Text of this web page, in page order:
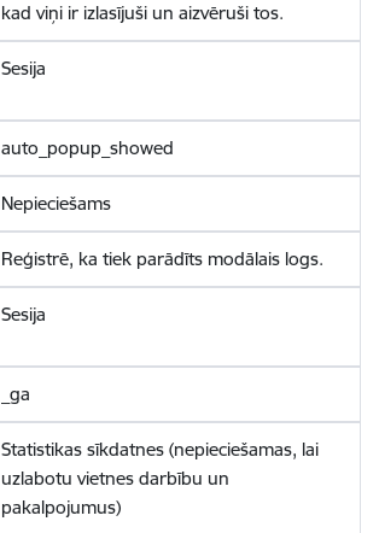
kad viņi ir izlasījuši un aizvēruši tos.
Sesija
auto_popup_showed
Nepieciešams
Reģistrē, ka tiek parādīts modālais logs.
Sesija
_ga
Statistikas sīkdatnes (nepieciešamas, lai
uzlabotu vietnes darbību un
pakalpojumus)